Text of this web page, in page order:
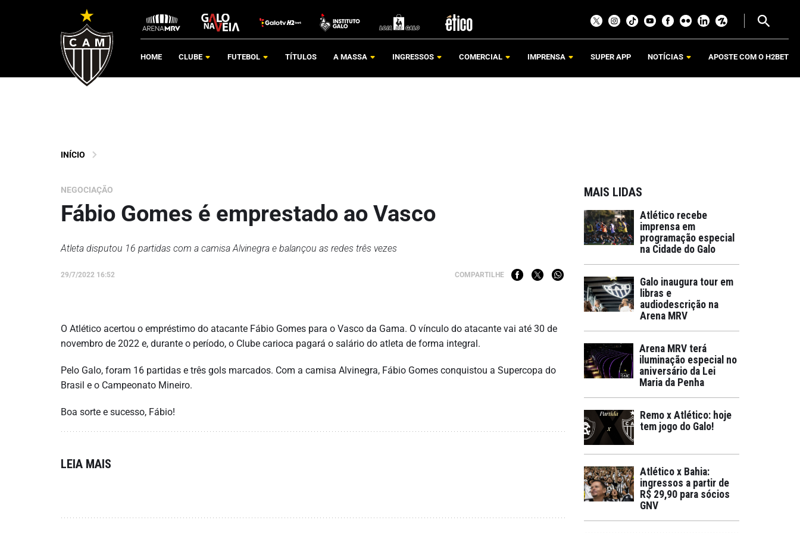
HOME CLUBE FUTEBOL TÍTULOS A MASSA INGRESSOS COMERCIAL IMPRENSA SUPER APP NOTÍCIAS APOSTE COM O H2BET
INÍCIO
NEGOCIAÇÃO
Fábio Gomes é emprestado ao Vasco
Atleta disputou 16 partidas com a camisa Alvinegra e balançou as redes três vezes
29/7/2022 16:52 COMPARTILHE
O Atlético acertou o empréstimo do atacante Fábio Gomes para o Vasco da Gama. O vínculo do atacante vai até 30 de
novembro de 2022 e, durante o período, o Clube carioca pagará o salário do atleta de forma integral.
Pelo Galo, foram 16 partidas e três gols marcados. Com a camisa Alvinegra, Fábio Gomes conquistou a Supercopa do
Brasil e o Campeonato Mineiro.
Boa sorte e sucesso, Fábio!
LEIA MAIS
MAIS LIDAS
Atlético recebe
imprensa em
programação especial
na Cidade do Galo
Galo inaugura tour em
libras e
audiodescrição na
Arena MRV
Arena MRV terá
iluminação especial no
aniversário da Lei
Maria da Penha
Remo x Atlético: hoje
tem jogo do Galo!
Atlético x Bahia:
ingressos a partir de
R$ 29,90 para sócios
GNV